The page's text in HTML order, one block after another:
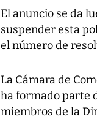
El anuncio se da
suspender esta
el número de
La Cámara de
ha formado parte
miembros de la